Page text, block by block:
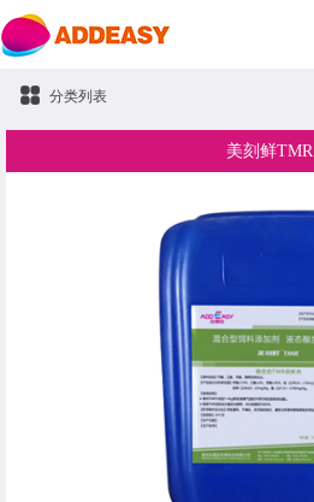
分类列表
美刻鲜TMR